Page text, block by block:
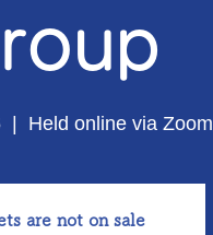
  |
Held online via Zoom
are not on sale